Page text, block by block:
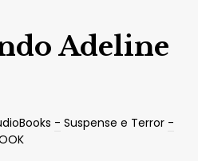
Adeline
- Suspense e Terror -